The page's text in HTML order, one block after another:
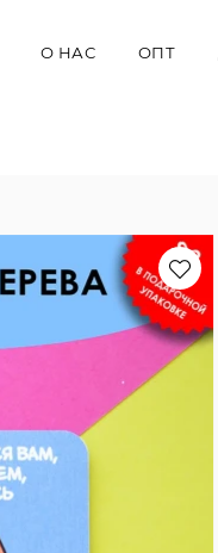
О НАС ОПТ